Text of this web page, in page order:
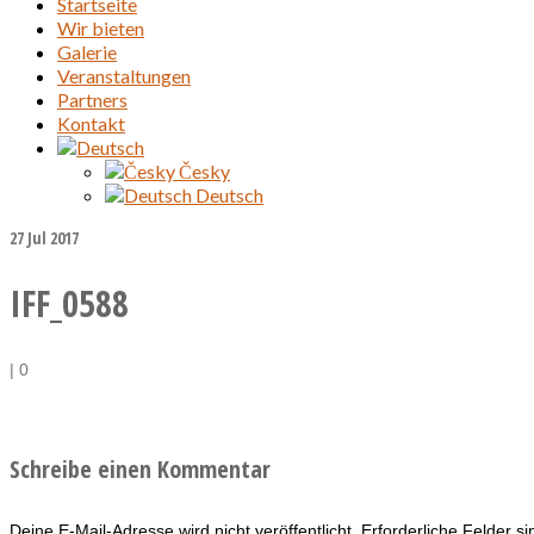
Wir bieten
Galerie
Veranstaltungen
Partners
Kontakt
Česky
Deutsch
27 Jul 2017
IFF_0588
| 0
Schreibe einen Kommentar
Deine E-Mail-Adresse wird nicht veröffentlicht. Erforderliche Felder